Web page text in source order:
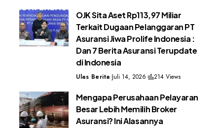
OJK Sita Aset Rp113,97 Miliar
Terkait Dugaan Pelanggaran PT
Asuransi Jiwa Prolife Indonesia :
Dan 7 Berita Asuransi Terupdate
di Indonesia
Ulas Berita Juli 14, 2026 214 Views
Mengapa Perusahaan Pelayaran
Besar Lebih Memilih Broker
Asuransi? Ini Alasannya